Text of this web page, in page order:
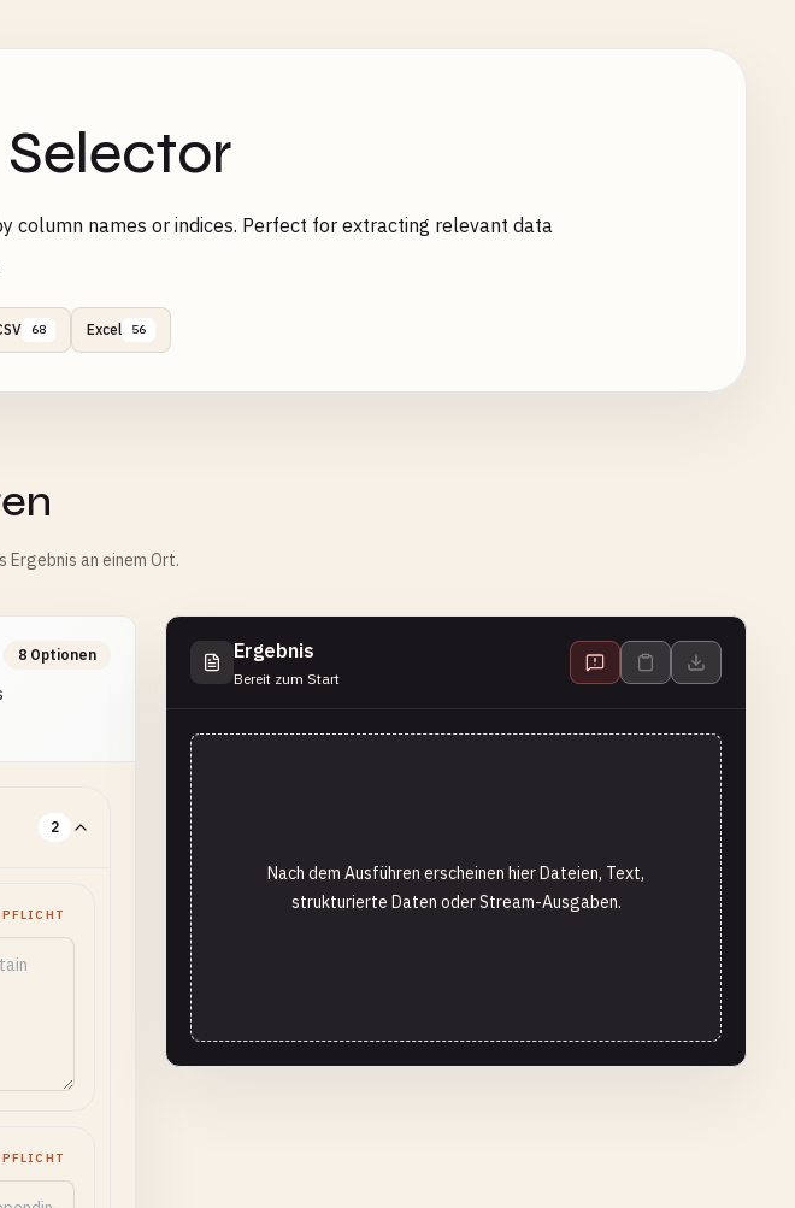
column names or indices. Perfect for extracting relevant data
68 Excel 56
Ergebnis an einem Ort.
8 Optionen
2
PFLICHT
PFLICHT
Ergebnis
Bereit zum Start
Nach dem Ausführen erscheinen hier Dateien, Text,
strukturierte Daten oder Stream-Ausgaben.